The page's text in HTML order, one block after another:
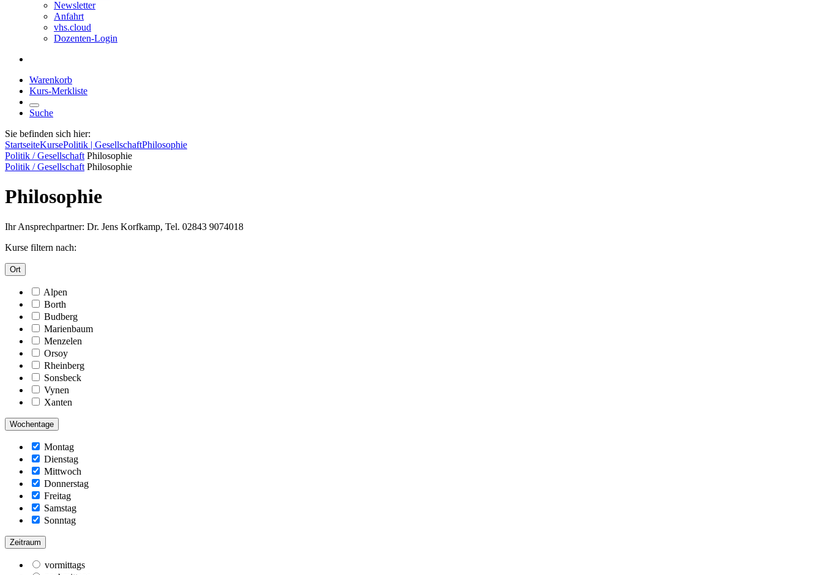
Newsletter
Anfahrt
vhs.cloud
Dozenten-Login
Warenkorb
Kurs-Merkliste
Suche
Sie befinden sich hier:
StartseiteKursePolitik | GesellschaftPhilosophie
Politik / Gesellschaft Philosophie
Politik / Gesellschaft Philosophie
Philosophie
Ihr Ansprechpartner: Dr. Jens Korfkamp, Tel. 02843 9074018
Kurse filtern nach:
Ort
Alpen
Borth
Budberg
Marienbaum
Menzelen
Orsoy
Rheinberg
Sonsbeck
Vynen
Xanten
Wochentage
Montag
Dienstag
Mittwoch
Donnerstag
Freitag
Samstag
Sonntag
Zeitraum
vormittags